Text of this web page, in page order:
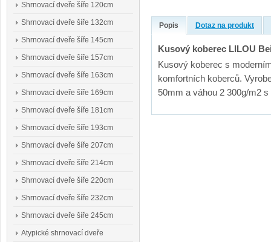
Popis Dotaz na produkt
Kusový koberec LILOU
Kusový koberec s
komfortních koberců.
50mm a váhou 2 300g/m2
Shrnovací dveře šíře 120cm
Shrnovací dveře šíře 132cm
Shrnovací dveře šíře 145cm
Shrnovací dveře šíře 157cm
Shrnovací dveře šíře 163cm
Shrnovací dveře šíře 169cm
Shrnovací dveře šíře 181cm
Shrnovací dveře šíře 193cm
Shrnovací dveře šíře 207cm
Shrnovací dveře šíře 214cm
Shrnovací dveře šíře 220cm
Shrnovací dveře šíře 232cm
Shrnovací dveře šíře 245cm
Atypické shrnovací dveře